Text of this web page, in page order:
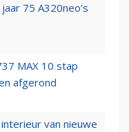
75 A320neo’s
MAX 10 stap
afgerond
van nieuwe